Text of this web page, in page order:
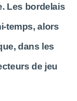
Les bordelais
temps, alors
dans les
de jeu